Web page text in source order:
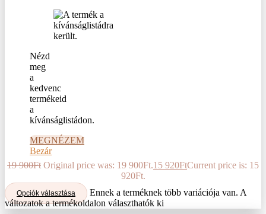
Nézd
meg
a
kedvenc
termékeid
a
kívánságlistádon.
MEGNÉZEM
Bezár
19 900Ft Original price was: 19 900Ft.15 920FtCurrent price is: 15
920Ft.
Opciók választása
Ennek a terméknek több variációja van. A
változatok a termékoldalon választhatók ki